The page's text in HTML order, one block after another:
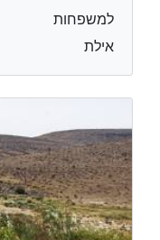
למשפחות
אילת